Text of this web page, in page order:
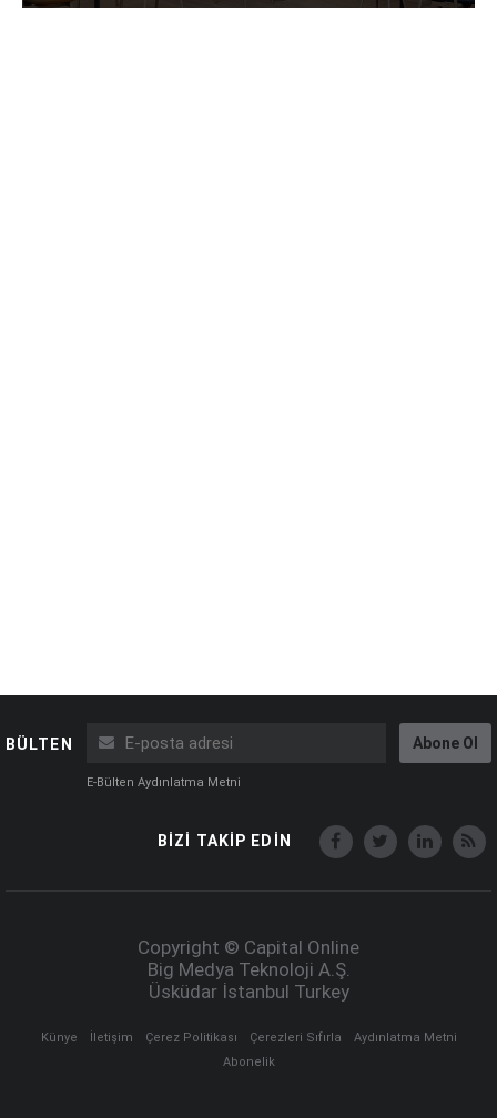
BÜLTEN Abone Ol
E-Bülten Aydınlatma Metni
BİZİ TAKİP EDİN
Copyright © Capital Online
Big Medya Teknoloji A.Ş.
Üsküdar İstanbul Turkey
Künye İletişim Çerez Politikası Çerezleri Sıfırla
Aydınlatma Metni
Abonelik